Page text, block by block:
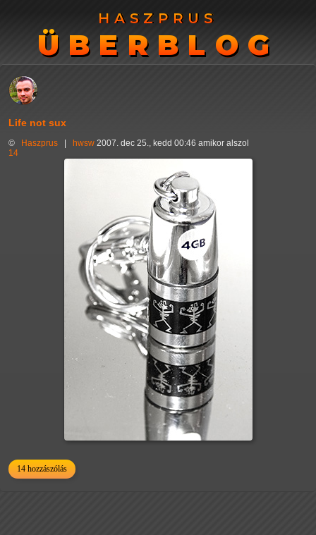
HASZPRUS
ÜBERBLOG
HASZPRUS
ÜBERBLOG
Life not sux
© Haszprus hwsw 2007. dec 25., kedd 00:46 amikor alszol
14
14 hozzászólás